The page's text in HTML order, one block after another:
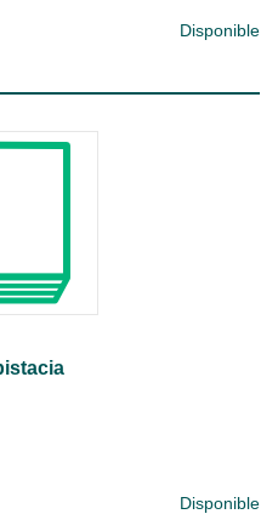
Disponible
Disponible